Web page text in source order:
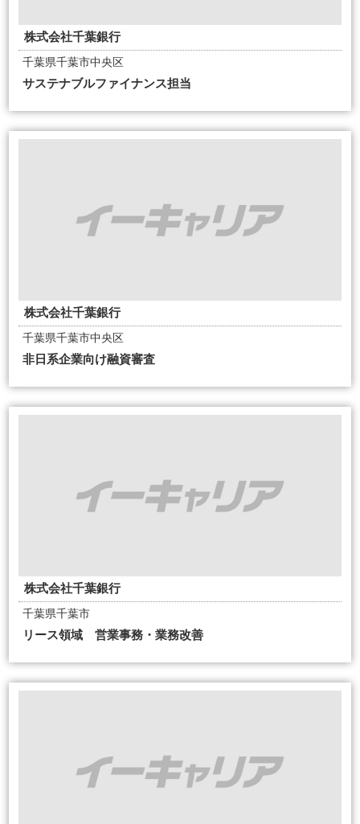
株式会社千葉銀行
千葉県千葉市中央区
サステナブルファイナンス担当
株式会社千葉銀行
千葉県千葉市中央区
非日系企業向け融資審査
株式会社千葉銀行
千葉県千葉市
リース領域 営業事務・業務改善